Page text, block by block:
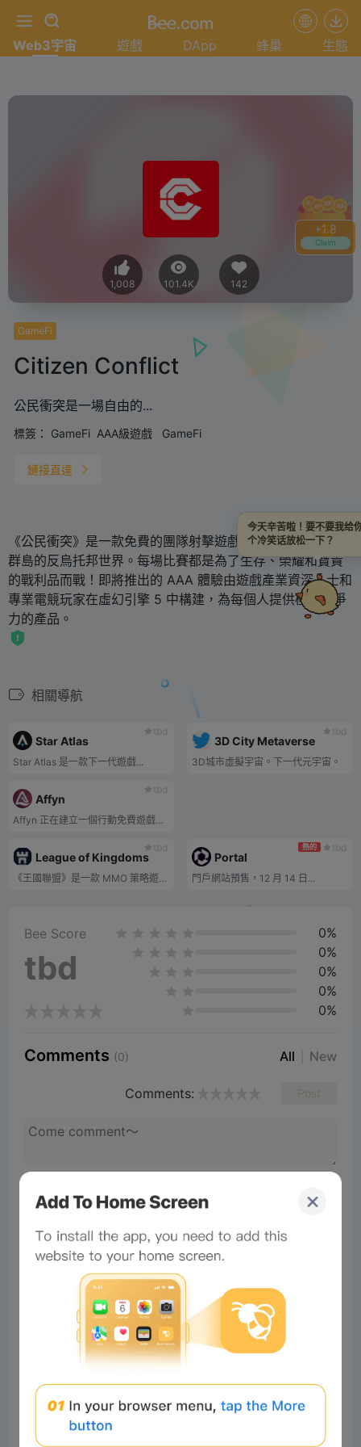
+2.0
Claim
Web3宇宙 遊戲 DApp 蜂巢 生態
1,008 101.4K 142
GameFi
Citizen Conflict
公民衝突是一場自由的...
標簽： GameFi AAA級遊戲 GameFi
鏈接直達
《公民衝突》是一款免費的團隊射擊遊戲，背景設定在以太
群島的反烏托邦世界。每場比賽都是為了生存、榮耀和寶貴
的戰利品而戰！即將推出的 AAA 體驗由遊戲產業資深人士和
專業電競玩家在虛幻引擎 5 中構建，為每個人提供極具競爭
力的產品。
相關導航
tbd
Star Atlas
Star Atlas 是一款下一代遊戲...
tbd
3D City Metaverse
3D城市虛擬宇宙。下一代元宇宙。
tbd
Affyn
Affyn 正在建立一個行動免費遊戲、邊玩邊賺錢、基於地理位置的元宇宙，融合虛擬和現實世界。
tbd
League of Kingdoms
《王國聯盟》是一款 MMO 策略遊戲，玩家為爭奪統治地位而戰。您可以透過NFT技術完全擁有並無縫交易數位資產。
熱的 tbd
Portal
門戶網站預售，12 月 14 日...
Bee Score
tbd
0%
0%
0%
0%
0%
Comments (0) All New
Comments:
今天辛苦啦！要不要我给
个冷笑话放松一下？